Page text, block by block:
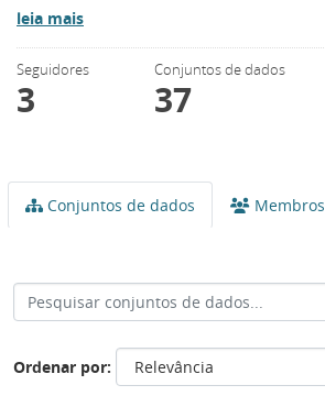
leia mais
Seguidores
3
Conjuntos de dados
37
Conjuntos de dados Membros
Ordenar por